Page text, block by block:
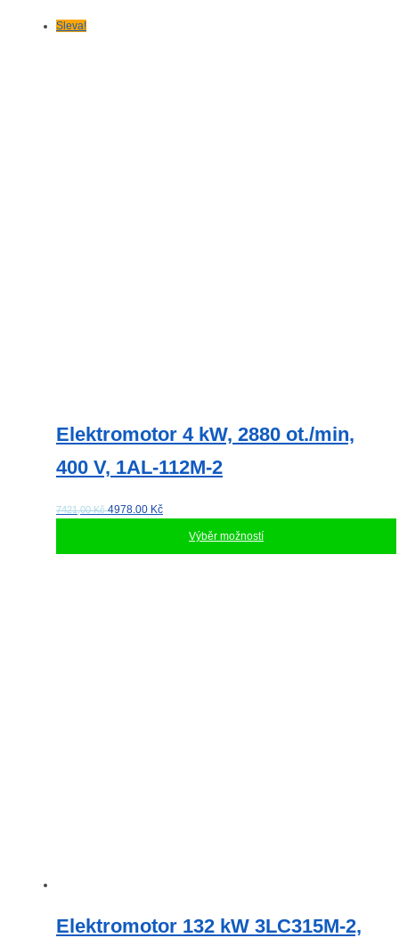
Sleva!
Elektromotor 4 kW, 2880 ot./min,
400 V, 1AL-112M-2
7421,00 Kč4978.00 Kč
Výběr možností
Elektromotor 132 kW 3LC315M-2,